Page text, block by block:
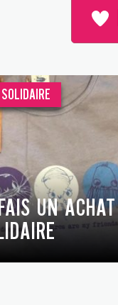
UN ACHAT